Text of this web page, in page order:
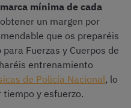
mínima de cada
un margen por
que os preparéis
para Fuerzas y Cuerpos de
entrenamiento
de Policía Nacional, lo
y esfuerzo.